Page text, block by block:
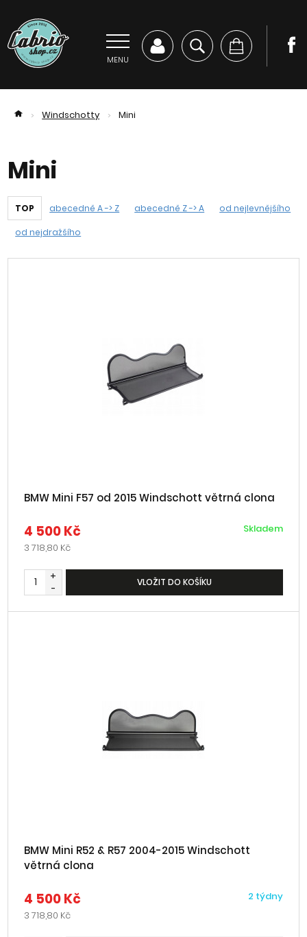
MENU
> Windschotty > Mini
Mini
TOP abecedně A -> Z abecedně Z -> A od nejlevnějšího
od nejdražšího
BMW Mini F57 od 2015 Windschott větrná clona
4 500 Kč
3 718,80 Kč
Skladem
+
-
VLOŽIT DO KOŠÍKU
BMW Mini R52 & R57 2004-2015 Windschott
větrná clona
4 500 Kč
3 718,80 Kč
2 týdny